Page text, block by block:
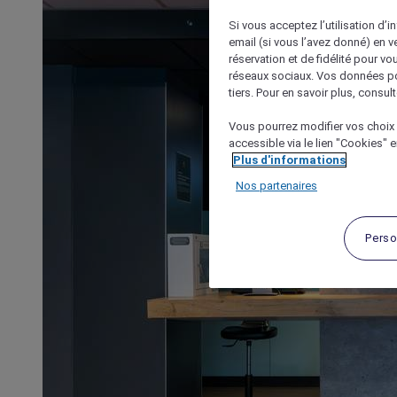
Si vous acceptez l’utilisation
email (si vous l’avez donné) en
réservation et de fidélité pour
réseaux sociaux. Vos données
tiers. Pour en savoir plus,
Vous pourrez modifier vos
accessible via le lien "Cookies"
Plus d'informations
Nos partenaires